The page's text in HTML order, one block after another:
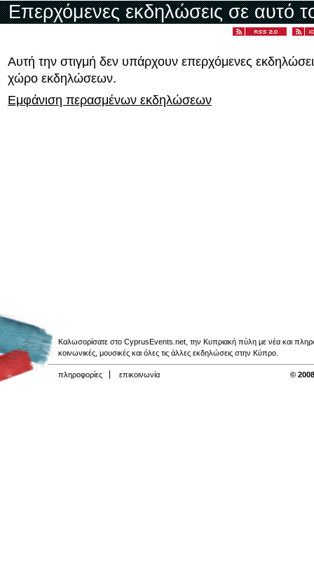
Επερχόμενες εκδηλώσεις σε αυτό
Αυτή την στιγμή δεν υπάρχουν επερχόμενες
χώρο εκδηλώσεων.
Εμφάνιση περασμένων εκδηλώσεων
Καλωσορίσατε στο CyprusEvents.net, την Κυπριακή πύλη με νέα και
κοινωνικές, μουσικές και όλες τις άλλες εκδηλώσεις στην Κύπρο.
πληροφορίες επικοινωνία ©